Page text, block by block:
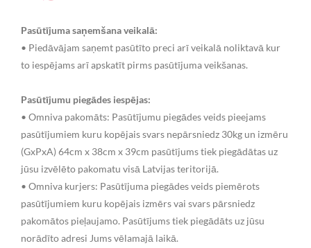
Pasūtījuma saņemšana veikalā:
• Piedāvājam saņemt pasūtīto preci arī veikalā noliktavā kur
to iespējams arī apskatīt pirms pasūtījuma veikšanas.
Pasūtījumu piegādes iespējas:
• Omniva pakomāts: Pasūtījumu piegādes veids pieejams
pasūtījumiem kuru kopējais svars nepārsniedz 30kg un izmēru
(GxPxA) 64cm x 38cm x 39cm pasūtījums tiek piegādātas uz
jūsu izvēlēto pakomatu visā Latvijas teritorijā.
• Omniva kurjers: Pasūtījuma piegādes veids piemērots
pasūtījumiem kuru kopējais izmērs vai svars pārsniedz
pakomātos pieļaujamo. Pasūtījums tiek piegādāts uz jūsu
norādīto adresi Jums vēlamajā laikā.